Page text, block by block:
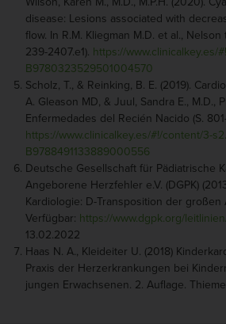
disease: Lesions associated with
flow. In R.M. Kliegman M.D. et al.,
239-2407.e1). https://www.clinicalkey.es/
B9780323529501004570
Scholz, T., & Reinking, B. E. (2019).
A. Gleason MD, & Juul, Sandra E., M.D.,
Enfermedades del Recién Nacido (S.
https://www.clinicalkey.es/#!/content/3-
B9788491133889000556
Deutsche Gesellschaft für Pädiatrische
Angeborene Herzfehler e.V. (DGPK)
Kardiologie: D-Transposition der großen
Verfügbar: https://www.dgpk.org/
13.02.2022
Haas N. A., Kleideiter U. (2018)
Praxis der Herzerkrankungen bei
jungen Erwachsenen. 2. Auflage. Thieme